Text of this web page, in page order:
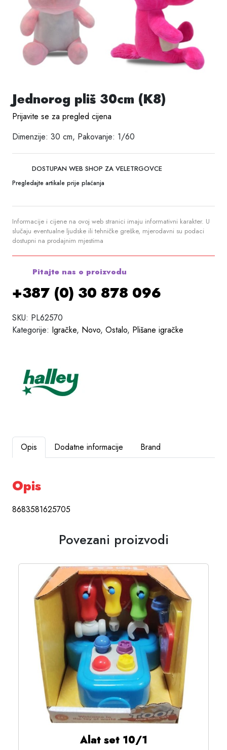
Jednorog pliš 30cm (K8)
Prijavite se za pregled cijena
Dimenzije: 30 cm, Pakovanje: 1/60
DOSTUPAN WEB SHOP ZA VELETRGOVCE
Pregledajte artikale prije plaćanja
Informacije i cijene na ovoj web stranici imaju informativni karakter. U
slučaju eventualne ljudske ili tehničke greške, mjerodavni su podaci
dostupni na prodajnim mjestima
Pitajte nas o proizvodu
+387 (0) 30 878 096
SKU: PL62570
Kategorije: Igračke, Novo, Ostalo, Plišane igračke
Opis Dodatne informacije Brand
Opis
8683581625705
Povezani proizvodi
Alat set 10/1